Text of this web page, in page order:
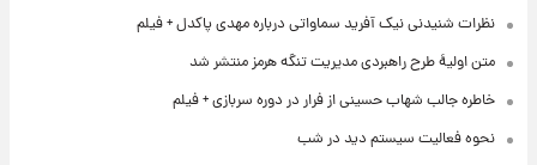
نظرات شنیدنی نیک آفرید سماواتی درباره مهدی پاکدل + فیلم
متن اولیۀ طرح راهبردی مدیریت تنگه هرمز منتشر شد
خاطره جالب شهاب حسینی از فرار در دوره سربازی + فیلم
نحوه فعالیت سیستم دید در شب